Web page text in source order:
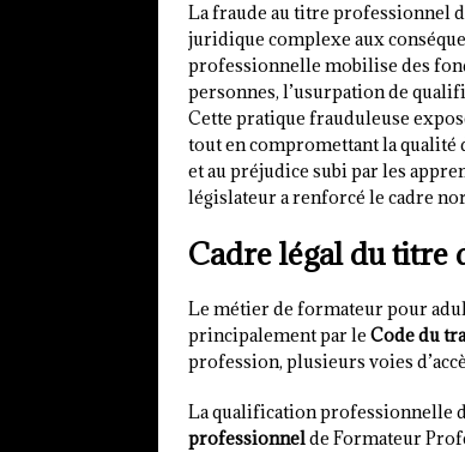
La fraude au titre professionnel
juridique complexe aux
professionnelle mobilise des
personnes, l’usurpation de
Cette pratique frauduleuse
tout en compromettant la qualité
et au préjudice subi par les
législateur a renforcé le cadre
Cadre légal du titre
Le métier de formateur pour
principalement par le Code du
profession, plusieurs voies
La qualification professionnelle
professionnelde Formateur